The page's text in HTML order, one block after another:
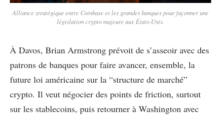
Alliance stratégique entre Coinbase et les grandes banques pour façonner une
législation crypto majeure aux États-Unis.
À Davos, Brian Armstrong prévoit de s’asseoir avec des
patrons de banques pour faire avancer, ensemble, la
future loi américaine sur la “structure de marché”
crypto. Il veut négocier des points de friction, surtout
sur les stablecoins, puis retourner à Washington avec